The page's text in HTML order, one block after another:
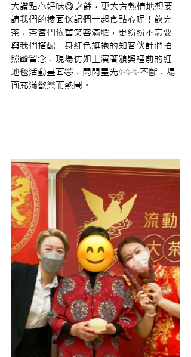
大讚點心好味😋之餘，更大方熱情地想要
請我們的樓面伙記們一起食點心呢！飲完
茶，茶客們依舊笑容滿臉，更紛紛不忘要
與我們搭配一身紅色旗袍的知客伙計們拍
照📸留念，現場仿如上演著頒獎禮前的紅
地毯活動畫面🤣，閃閃星光✨✨✨不斷，場
面充滿歡樂而熱鬧。